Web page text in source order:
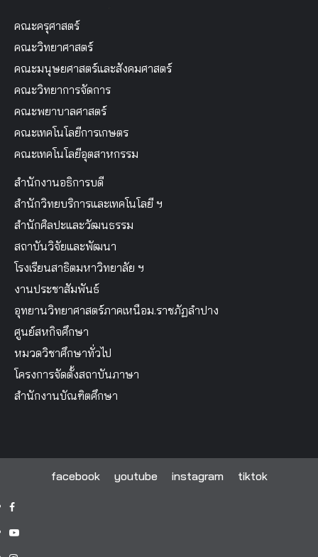
คณะครุศาสตร์
คณะวิทยาศาสตร์
คณะมนุษยศาสตร์และสังคมศาสตร์
คณะวิทยาการจัดการ
คณะพยาบาลศาสตร์
คณะเทคโนโลยีการเกษตร
คณะเทคโนโลยีอุตสาหกรรม
สำนักงานอธิการบดี
สำนักวิทยบริการและเทคโนโลยี ฯ
สำนักศิลปะและวัฒนธรรม
สถาบันวิจัยและพัฒนา
โรงเรียนสาธิตมหาวิทยาลัย ฯ
งานประชาสัมพันธ์
อุทยานวิทยาศาสตร์ภาคเหนือม.ราชภัฏลำปาง
ศูนย์สหกิจศึกษา
หมวดวิชาศึกษาทั่วไป
โครงการจัดตั้งสถาบันภาษา
สำนักงานบัณฑิตศึกษา
facebook youtube instagram tiktok
facebook
youtube